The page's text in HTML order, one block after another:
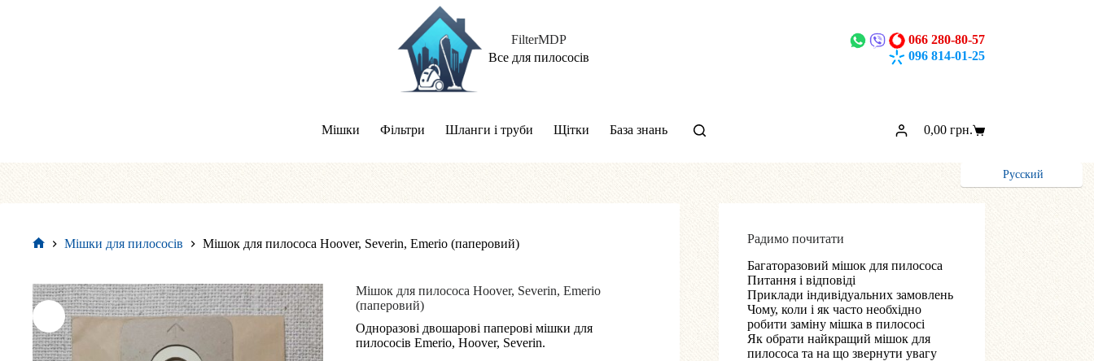
FilterMDP
Все для пилососів
066 280-80-57
096 814-01-25
Мішки Фільтри Шланги і труби Щітки База знань Кошик
0,00 грн.
Русский
Мішки для пилососів Мішок для пилососа Hoover, Severin, Emerio (паперовий)
Мішок для пилососа Hoover, Severin, Emerio
(паперовий)
Одноразові двошарові паперові мішки для
пилососів Emerio, Hoover, Severin.
Радимо почитати
Багаторазовий мішок для пилососа
Питання і відповіді
Приклади індивідуальних замовлень
Чому, коли і як часто необхідно
робити заміну мішка в пилососі
Як обрати найкращий мішок для
пилососа та на що звернути увагу